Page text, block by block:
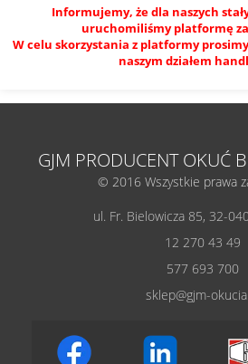
Informujemy, że dla naszych
uruchomiliśmy platformę
W celu skorzystania z platformy
naszym działem
GJM PRODUCENT OKUĆ
© 2016 Wszystkie prawa
ul. Fr. Bielowicza 85, 32-
12 270 43 49
577 693 700
sklep@gjm-